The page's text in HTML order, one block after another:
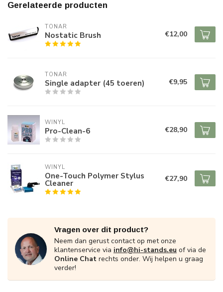
Gerelateerde producten
TONAR
Nostatic Brush €12,00
TONAR
Single adapter (45 toeren) €9,95
WINYL
Pro-Clean-6 €28,90
WINYL
One-Touch Polymer Stylus
Cleaner €27,90
Vragen over dit product?
Neem dan gerust contact op met onze
klantenservice via info@hi-stands.eu of via de
Online Chat rechts onder. Wij helpen u graag
verder!